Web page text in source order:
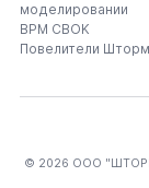
моделировании
BPM CBOK
Повелители
© 2026 ООО